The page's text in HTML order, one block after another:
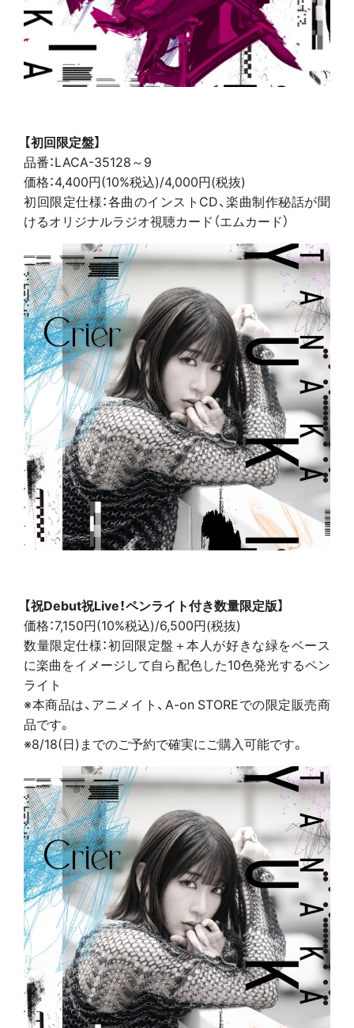
【初回限定盤】
品番：LACA-35128～9
価格：4,400円(10%税込)/4,000円(税抜)
初回限定仕様：各曲のインストCD、楽曲制作秘話が聞
けるオリジナルラジオ視聴カード（エムカード）
【祝Debut祝Live！ペンライト付き数量限定版】
価格：7,150円(10%税込)/6,500円(税抜)
数量限定仕様：初回限定盤＋本人が好きな緑をベース
に楽曲をイメージして自ら配色した10色発光するペン
ライト
※本商品は、アニメイト、A-on STOREでの限定販売商
品です。
※8/18(日)までのご予約で確実にご購入可能です。